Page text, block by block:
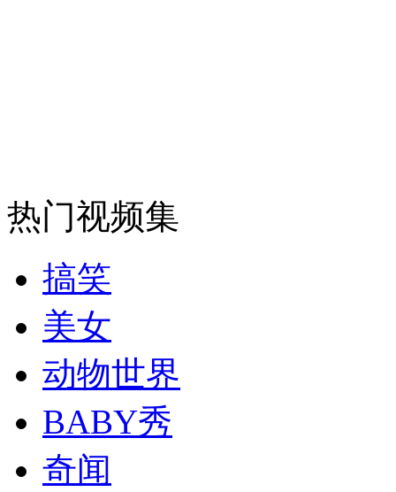
纽约上演“枕头大战”
司机酒驾遇交警 急速倒车逃窜
热门视频集
搞笑
美女
动物世界
BABY秀
奇闻